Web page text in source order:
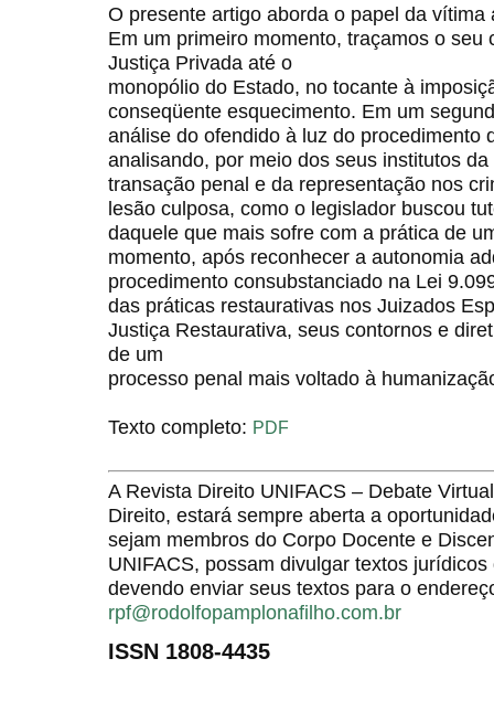
O presente artigo aborda o papel da
Em um primeiro momento, traçamos o seu
Justiça Privada até o
monopólio do Estado, no tocante à
conseqüente esquecimento. Em um
análise do ofendido à luz do procedimento
analisando, por meio dos seus institutos
transação penal e da representação nos
lesão culposa, como o legislador buscou
daquele que mais sofre com a prática de
momento, após reconhecer a autonomia
procedimento consubstanciado na Lei
das práticas restaurativas nos Juizados
Justiça Restaurativa, seus contornos e
de um
processo penal mais voltado à
Texto completo: PDF
A Revista Direito UNIFACS – Debate
Direito, estará sempre aberta a
sejam membros do Corpo Docente e
UNIFACS, possam divulgar textos
devendo enviar seus textos para o
rpf@rodolfopamplonafilho.com.br
ISSN 1808-4435